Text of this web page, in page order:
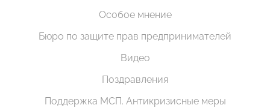
Особое мнение
Бюро по защите прав предпринимателей
Видео
Поздравления
Поддержка МСП. Антикризисные меры